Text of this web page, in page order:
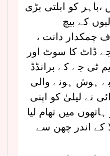
،باہر کو ابلتی بڑی
کے بیچ
چمکدار دانت ،
ڈاٹ کا سوٹ اور
ٹی جے کے برانڈڈ
ہوش ہونے والی
نے لیلیٰ کو اپنی
میں تھام لیا
کے اندر چھن سے